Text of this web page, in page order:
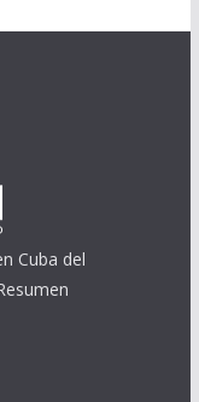
Cuba del